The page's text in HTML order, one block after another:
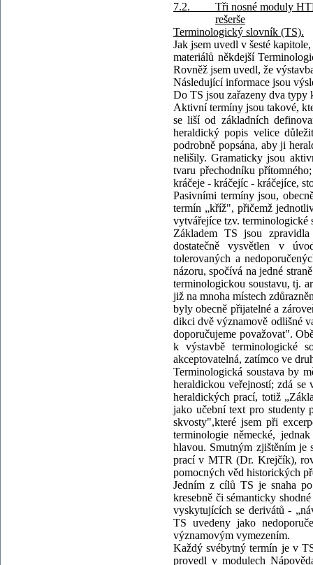
7.2. Tři nosné moduly HTK:
rešerše
Terminologický slovník (TS).
Jak jsem uvedl v šesté
materiálů někdejší
Rovněž jsem uvedl, že
Následující informace jsou
Do TS jsou zařazeny dva typy
Aktivní termíny jsou takové,
se liší od základních
heraldický popis velice
podrobně popsána, aby ji
nelišily. Gramaticky jsou
tvaru přechodníku
kráčeje - kráčejíc - kráčejíce,
Pasivními termíny jsou,
termín „kříž", přičemž
vytvářejíce tzv.
Základem TS jsou
dostatečně vysvětlen v
tolerovaných a
názoru, spočívá na jedné
terminologickou soustavu, tj.
již na mnoha místech
byly obecně přijatelné a
dikci dvě významově odlišné
doporučujeme považovat".
k výstavbě terminologické
akceptovatelná, zatímco ve
Terminologická soustava by
heraldickou veřejností; zdá se
heraldických prací, totiž
jako učební text pro studenty
skvosty",které jsem při
terminologie německé,
hlavou. Smutným zjištěním je
prací v MTR (Dr. Krejčík),
pomocných věd historických
Jedním z cílů TS je snaha
kresebně či sémanticky
vyskytujících se derivátů -
TS uvedeny jako
významovým vymezením.
Každý svébytný termín je v
provedl v modulech